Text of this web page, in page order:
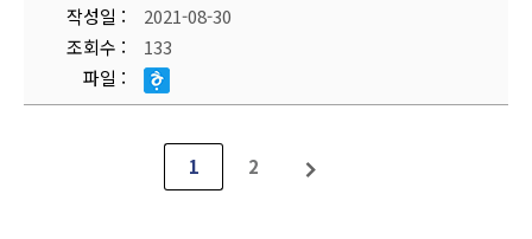
작성일
2021-08-30
조회수
133
파일
1 2